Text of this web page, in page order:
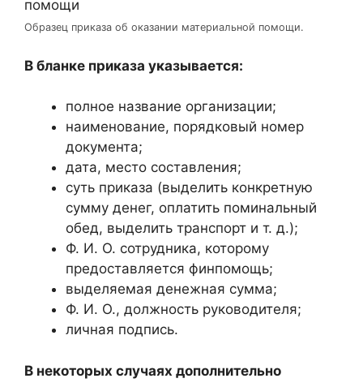
Образец приказа об оказании материальной помощи.
В бланке приказа указывается:
полное название организации;
наименование, порядковый номер
документа;
дата, место составления;
суть приказа (выделить конкретную
сумму денег, оплатить поминальный
обед, выделить транспорт и т. д.);
Ф. И. О. сотрудника, которому
предоставляется финпомощь;
выделяемая денежная сумма;
Ф. И. О., должность руководителя;
личная подпись.
В некоторых случаях дополнительно